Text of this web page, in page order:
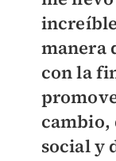
manera
con la
social y